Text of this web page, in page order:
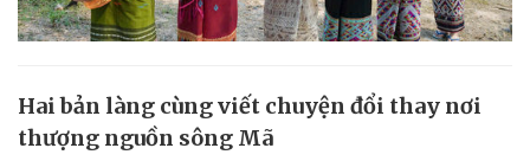
Hai bản làng cùng viết chuyện đổi thay nơi
thượng nguồn sông Mã